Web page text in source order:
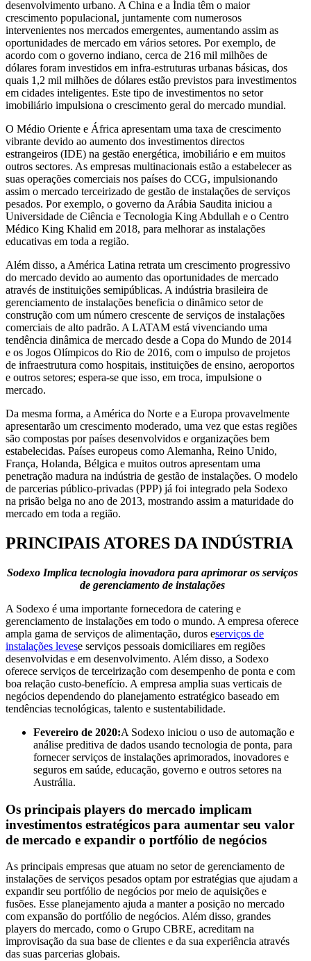
desenvolvimento urbano. A China e a Índia têm o maior
crescimento populacional, juntamente com numerosos
intervenientes nos mercados emergentes, aumentando assim as
oportunidades de mercado em vários setores. Por exemplo, de
acordo com o governo indiano, cerca de 216 mil milhões de
dólares foram investidos em infra-estruturas urbanas básicas, dos
quais 1,2 mil milhões de dólares estão previstos para investimentos
em cidades inteligentes. Este tipo de investimentos no setor
imobiliário impulsiona o crescimento geral do mercado mundial.
O Médio Oriente e África apresentam uma taxa de crescimento
vibrante devido ao aumento dos investimentos directos
estrangeiros (IDE) na gestão energética, imobiliário e em muitos
outros sectores. As empresas multinacionais estão a estabelecer as
suas operações comerciais nos países do CCG, impulsionando
assim o mercado terceirizado de gestão de instalações de serviços
pesados. Por exemplo, o governo da Arábia Saudita iniciou a
Universidade de Ciência e Tecnologia King Abdullah e o Centro
Médico King Khalid em 2018, para melhorar as instalações
educativas em toda a região.
Além disso, a América Latina retrata um crescimento progressivo
do mercado devido ao aumento das oportunidades de mercado
através de instituições semipúblicas. A indústria brasileira de
gerenciamento de instalações beneficia o dinâmico setor de
construção com um número crescente de serviços de instalações
comerciais de alto padrão. A LATAM está vivenciando uma
tendência dinâmica de mercado desde a Copa do Mundo de 2014
e os Jogos Olímpicos do Rio de 2016, com o impulso de projetos
de infraestrutura como hospitais, instituições de ensino, aeroportos
e outros setores; espera-se que isso, em troca, impulsione o
mercado.
Da mesma forma, a América do Norte e a Europa provavelmente
apresentarão um crescimento moderado, uma vez que estas regiões
são compostas por países desenvolvidos e organizações bem
estabelecidas. Países europeus como Alemanha, Reino Unido,
França, Holanda, Bélgica e muitos outros apresentam uma
penetração madura na indústria de gestão de instalações. O modelo
de parcerias público-privadas (PPP) já foi integrado pela Sodexo
na prisão belga no ano de 2013, mostrando assim a maturidade do
mercado em toda a região.
PRINCIPAIS ATORES DA INDÚSTRIA
Sodexo Implica tecnologia inovadora para aprimorar os serviços
de gerenciamento de instalações
A Sodexo é uma importante fornecedora de catering e
gerenciamento de instalações em todo o mundo. A empresa oferece
ampla gama de serviços de alimentação, duros eserviços de
instalações levese serviços pessoais domiciliares em regiões
desenvolvidas e em desenvolvimento. Além disso, a Sodexo
oferece serviços de terceirização com desempenho de ponta e com
boa relação custo-benefício. A empresa amplia suas verticais de
negócios dependendo do planejamento estratégico baseado em
tendências tecnológicas, talento e sustentabilidade.
Fevereiro de 2020:A Sodexo iniciou o uso de automação e
análise preditiva de dados usando tecnologia de ponta, para
fornecer serviços de instalações aprimorados, inovadores e
seguros em saúde, educação, governo e outros setores na
Austrália.
Os principais players do mercado implicam
investimentos estratégicos para aumentar seu valor
de mercado e expandir o portfólio de negócios
As principais empresas que atuam no setor de gerenciamento de
instalações de serviços pesados ​​optam por estratégias que ajudam a
expandir seu portfólio de negócios por meio de aquisições e
fusões. Esse planejamento ajuda a manter a posição no mercado
com expansão do portfólio de negócios. Além disso, grandes
players do mercado, como o Grupo CBRE, acreditam na
improvisação da sua base de clientes e da sua experiência através
das suas parcerias globais.